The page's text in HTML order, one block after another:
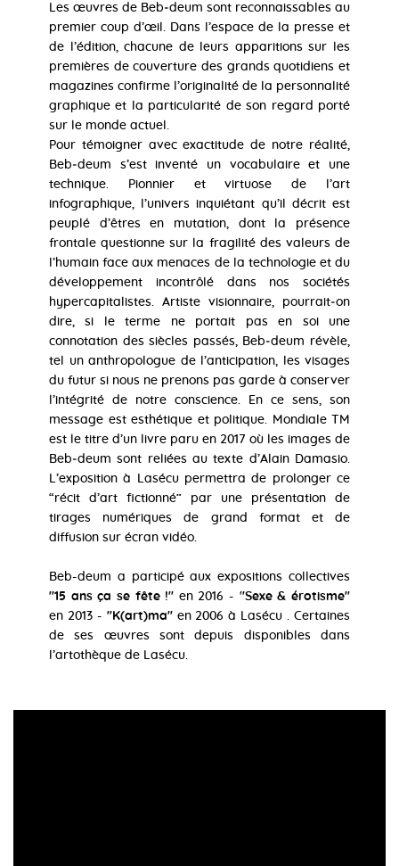
Les œuvres de Beb‐deum sont reconnaissables au
premier coup d’œil. Dans l’espace de la presse et
de l’édition, chacune de leurs apparitions sur les
premières de couverture des grands quotidiens et
magazines confirme l’originalité de la personnalité
graphique et la particularité de son regard porté
sur le monde actuel.
Pour témoigner avec exactitude de notre réalité,
Beb‐deum s’est inventé un vocabulaire et une
technique. Pionnier et virtuose de l’art
infographique, l’univers inquiétant qu’il décrit est
peuplé d’êtres en mutation, dont la présence
frontale questionne sur la fragilité des valeurs de
l’humain face aux menaces de la technologie et du
développement incontrôlé dans nos sociétés
hypercapitalistes. Artiste visionnaire, pourrait‐on
dire, si le terme ne portait pas en soi une
connotation des siècles passés, Beb‐deum révèle,
tel un anthropologue de l’anticipation, les visages
du futur si nous ne prenons pas garde à conserver
l’intégrité de notre conscience. En ce sens, son
message est esthétique et politique. Mondiale TM
est le titre d’un livre paru en 2017 où les images de
Beb‐deum sont reliées au texte d’Alain Damasio.
L’exposition à Lasécu permettra de prolonger ce
“récit d’art fictionné” par une présentation de
tirages numériques de grand format et de
diffusion sur écran vidéo.
Beb-deum a participé aux expositions collectives
''15 ans ça se fête !'' en 2016 - ''Sexe & érotisme''
en 2013 - ''K(art)ma'' en 2006 à Lasécu . Certaines
de ses œuvres sont depuis disponibles dans
l’artothèque de Lasécu.